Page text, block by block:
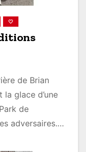
🤍
de Brian
glace d’une
de
adversaires.…